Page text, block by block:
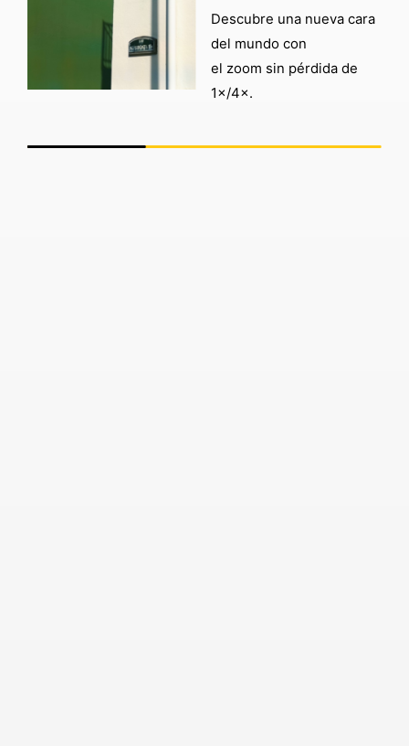
Descubre una nueva cara
del mundo con
el zoom sin pérdida de
1×/4×.